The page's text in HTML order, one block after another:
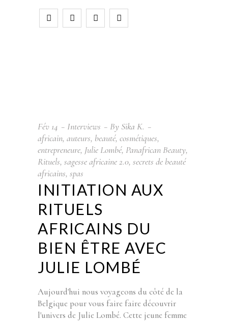
Fév 14 Interviews By Sika K.
africain, auteurs, beauté, cosmétiques,
entrepreneure, Julie Lombé, Panafrican Beauty,
Rituels, sagesse africaine 2.0, secrets de beauté
africains, spas
INITIATION AUX
RITUELS
AFRICAINS DU
BIEN ÊTRE AVEC
JULIE LOMBÉ
Aujourd'hui nous voyageons du côté de la
Belgique pour vous faire faire découvrir
l'univers de Julie Lombé. Cette jeune femme